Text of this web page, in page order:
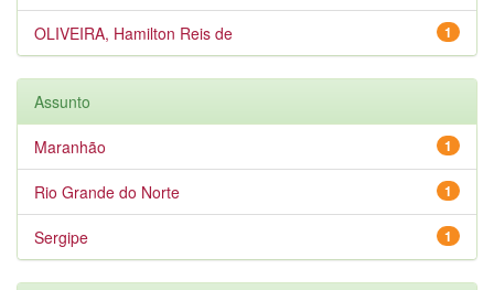
1
OLIVEIRA, Hamilton Reis de
Assunto
1
Maranhão
1
Rio Grande do Norte
1
Sergipe